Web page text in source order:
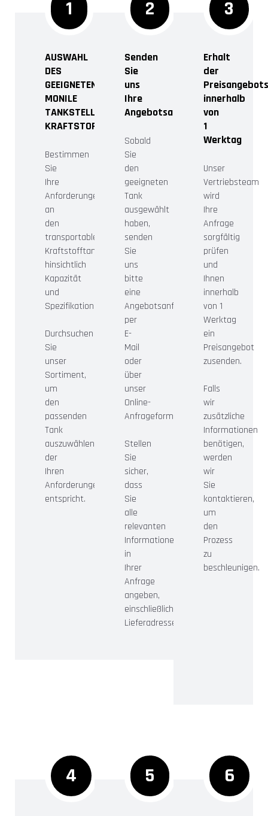
1
AUSWAHL
DES
GEEIGNETEN
MONILE
TANKSTELLE,
KRAFTSTOFFTANKS
Bestimmen
Sie
Ihre
Anforderungen
an
den
transportablen
Kraftstofftank
hinsichtlich
Kapazität
und
Spezifikationen.
Durchsuchen
Sie
unser
Sortiment,
um
den
passenden
Tank
auszuwählen,
der
Ihren
Anforderungen
entspricht.
2
Senden
Sie
uns
Ihre
Angebotsanfrage
Sobald
Sie
den
geeigneten
Tank
ausgewählt
haben,
senden
Sie
uns
bitte
eine
Angebotsanfrage
per
E-
Mail
oder
über
unser
Online-
Anfrageformular.
Stellen
Sie
sicher,
dass
Sie
alle
relevanten
Informationen
in
Ihrer
Anfrage
angeben,
einschließlich
Lieferadresse.
3
Erhalt
der
innerhalb
von
1
Werktag
Unser
Vertriebsteam
wird
Ihre
Anfrage
sorgfältig
prüfen
und
Ihnen
innerhalb
von 1
Werktag
ein
Preisangebot
zusenden.
Falls
wir
zusätzliche
Informationen
benötigen,
werden
wir
Sie
kontaktieren,
um
den
Prozess
zu
beschleunigen.
4 5 6